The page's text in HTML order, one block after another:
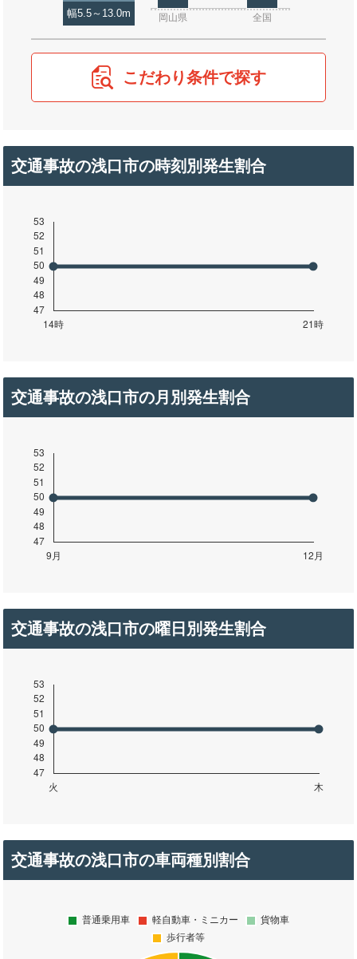
幅5.5～13.0m 岡山県 全国
こだわり条件で探す
交通事故の浅口市の時刻別発生割合
交通事故の浅口市の月別発生割合
交通事故の浅口市の曜日別発生割合
交通事故の浅口市の車両種別割合